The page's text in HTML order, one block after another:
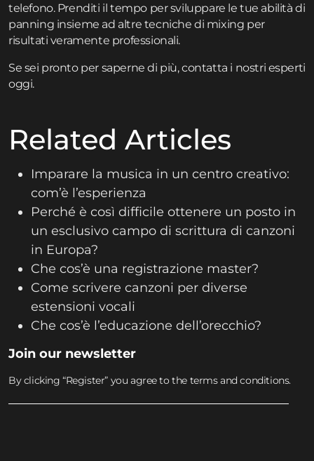
telefono. Prenditi il tempo per sviluppare le tue abilità di
panning insieme ad altre tecniche di mixing per
risultati veramente professionali.
Se sei pronto per saperne di più,contatta i nostri esperti
oggi.
Related Articles
Imparare la musica in un centro creativo:
com’è l’esperienza
Perché è così difficile ottenere un posto in
un esclusivo campo di scrittura di canzoni
in Europa?
Che cos’è una registrazione master?
Come scrivere canzoni per diverse
estensioni vocali
Che cos’è l’educazione dell’orecchio?
Join our newsletter
By clicking “Register” you agree to the terms and conditions.